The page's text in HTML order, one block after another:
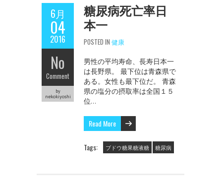
6月
04
2016
No
Comment
by
nekokiyoshi
糖尿病死亡率日
本一
POSTED IN 健康
男性の平均寿命、長寿日本一
は長野県。 最下位は青森県で
ある。女性も最下位だ。 青森
県の塩分の摂取率は全国１５
位…
Read More
Tags: ブドウ糖果糖液糖 糖尿病